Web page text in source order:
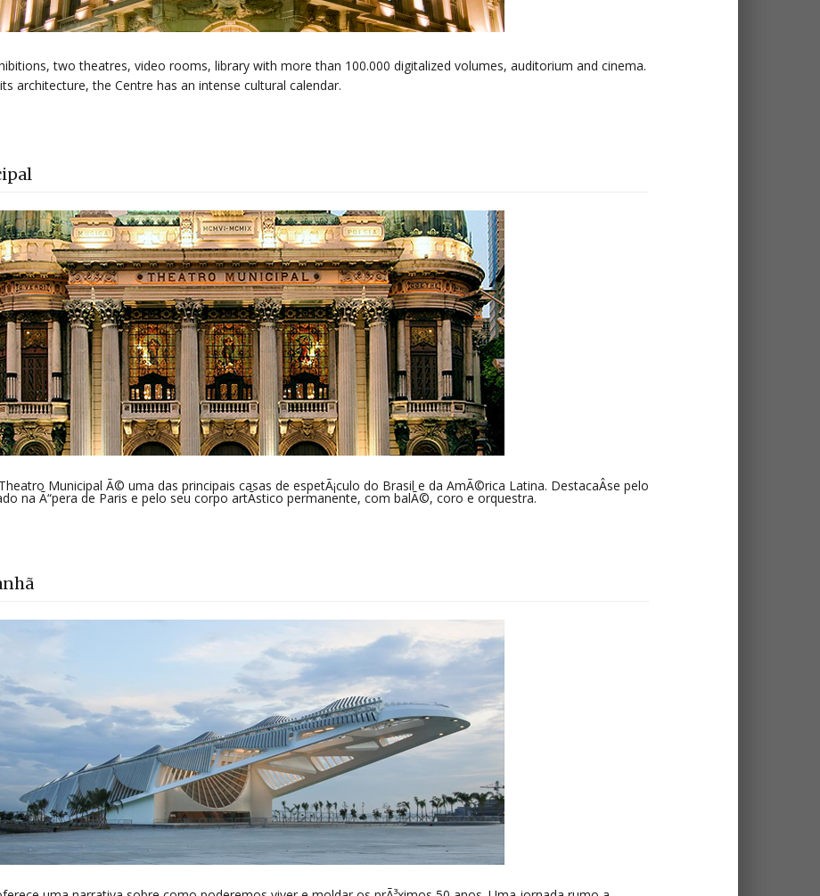
two theatres, video rooms, library with more than 100.000 digitalized volumes, auditorium and cinema.
architecture, the Centre has an intense cultural calendar.
Municipal Ã© uma das principais casas de espetÃ¡culo do Brasil e da AmÃ©rica Latina. DestacaÂ­se pelo
na Ã“pera de Paris e pelo seu corpo artÃ­stico permanente, com balÃ©, coro e orquestra.